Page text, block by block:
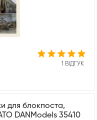
1 ВІДГУК
для блокпоста,
DANModels 35410